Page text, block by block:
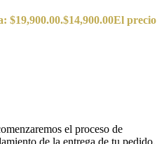
$19,900.00.$14,900.00El precio
el proceso de
de la entrega de tu pedido.